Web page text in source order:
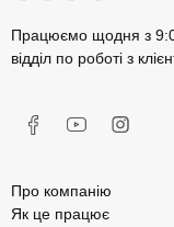
Працюємо щодня з
відділ по роботі з
Про компанію
Як це працює